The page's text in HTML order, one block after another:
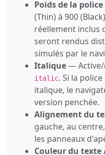
Poids de la police
(Thin) à 900
réellement inclus
seront rendus
simulés par le
Italique— Active/
italic. Si la
italique, le
version penchée.
Alignement du
gauche, au
les panneaux
Couleur du texte